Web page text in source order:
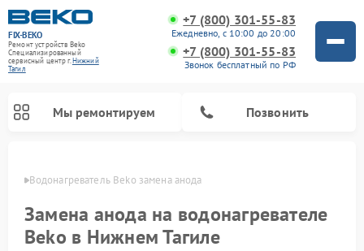
FIX-BEKO
Ремонт устройств Beko
Специализированный
cервисный центр г.Нижний
Тагил
+7 (800) 301-55-83
Ежедневно, с 10:00 до 20:00
+7 (800) 301-55-83
Звонок бесплатный по РФ
Мы ремонтируем Позвонить
Водонагреватель Beko замена анода
Замена анода на водонагревателе
Beko в Нижнем Тагиле